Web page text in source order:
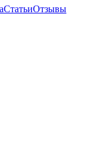
СтатьиОтзывы